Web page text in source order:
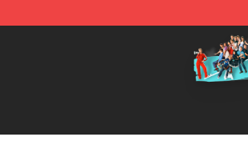
Glee Store - Official Glee